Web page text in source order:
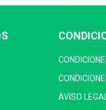
AVISO